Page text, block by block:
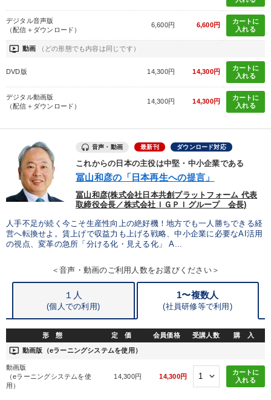
デジタル音声版
（配信＋ダウンロード）
6,600円 6,600円
カートに
入れる
ondemand_video 動画 （どの形態でも内容は同じです）
DVD版 14,300円 14,300円
カートに
入れる
デジタル動画版
（配信＋ダウンロード）
14,300円 14,300円
カートに
入れる
音声・動画 最新刊 ダウンロード対応
これからの日本の主役は中堅・中小企業である
冨山和彦の「日本再生への提言」
冨山和彦(株式会社日本共創プラットフォーム 代表
取締役会長／株式会社ＩＧＰＩグループ 会長)
人手不足が続く今こそ生産性向上の絶好機！地方でも一人勝ちできる経
営へ転換せよ。賃上げで収益力も上げる戦略、中小企業に必要なAI活用
の視点、変革の急所「分ける化・見える化」 A...
＜音声・動画のご利用人数をお選びください＞
１人
(個人での利用)
1〜複数人
(社員研修等で利用)
形 態 定 価 会員価格 受講人数 購 入
ondemand_video 動画版（eラーニングシステムを使用）
動画版
（eラーニングシステムを使
用）
14,300円 14,300円
カートに
入れる